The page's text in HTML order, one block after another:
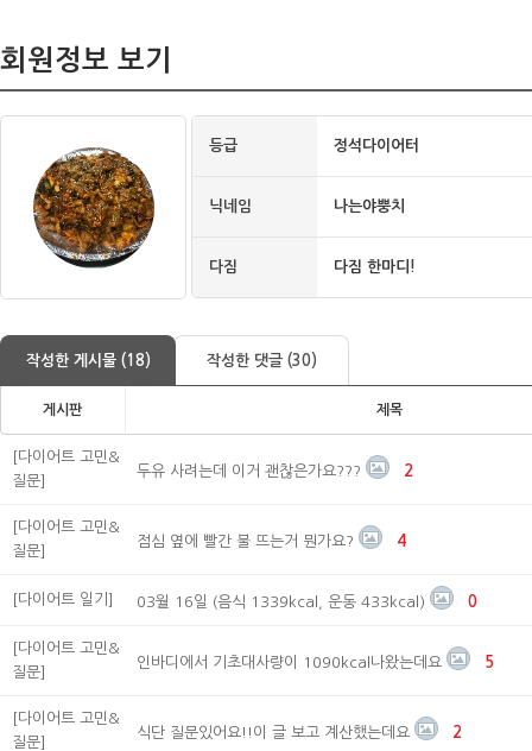
회원정보 보기
등급 정석다이어터
닉네임 나는야뿡치
다짐 다짐 한마디!
작성한 게시물 (18) 작성한 댓글 (30)
게시판 제목
[다이어트 고민&
질문]
두유 사려는데 이거 괜찮은가요??? 2
[다이어트 고민&
질문]
점심 옆에 빨간 불 뜨는거 뭔가요? 4
[다이어트 일기] 03월 16일 (음식 1339kcal, 운동 433kcal) 0
[다이어트 고민&
질문]
인바디에서 기초대사량이 1090kcal나왔는데요 5
[다이어트 고민&
질문]
식단 질문있어요!!이 글 보고 계산했는데요 2